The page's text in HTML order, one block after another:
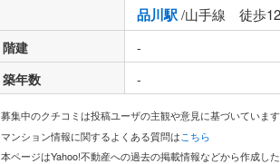
品川駅/山手線 徒歩
階建 -
築年数
-
募集中のクチコミは投稿ユーザの主観や意見に基づいていま
マンション情報に関するよくある質問はこちら
本ページはYahoo!不動産への過去の掲載情報などから作成し